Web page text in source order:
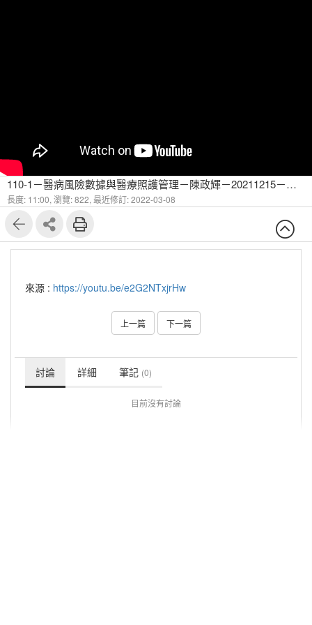
110-1－醫病風險數據與醫療照護管理－陳政輝－20211215－隨機網路與程式模擬-3
長度: 11:00, 瀏覽: 822, 最近修訂: 2022-03-08
來源 : https://youtu.be/e2G2NTxjrHw
上一篇 下一篇
討論 詳細 筆記 (0)
目前沒有討論